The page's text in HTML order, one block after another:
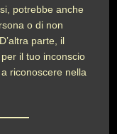
potrebbe anche
o di non
parte, il
il tuo inconscio
riconoscere nella